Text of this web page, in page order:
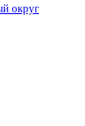
округ